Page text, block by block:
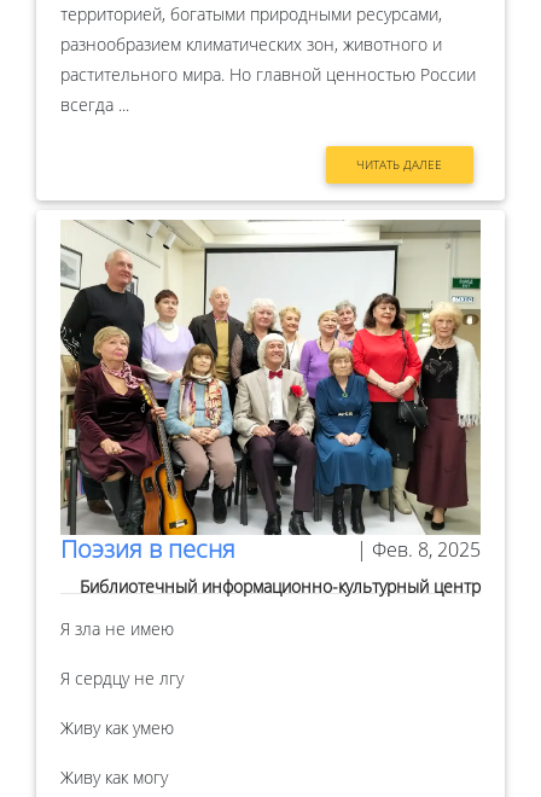
территорией, богатыми природными ресурсами,
разнообразием климатических зон, животного и
растительного мира. Но главной ценностью России
всегда ...
ЧИТАТЬ ДАЛЕЕ
Поэзия в песня | Фев. 8, 2025
Библиотечный информационно-культурный центр
Я зла не имею
Я сердцу не лгу
Живу как умею
Живу как могу